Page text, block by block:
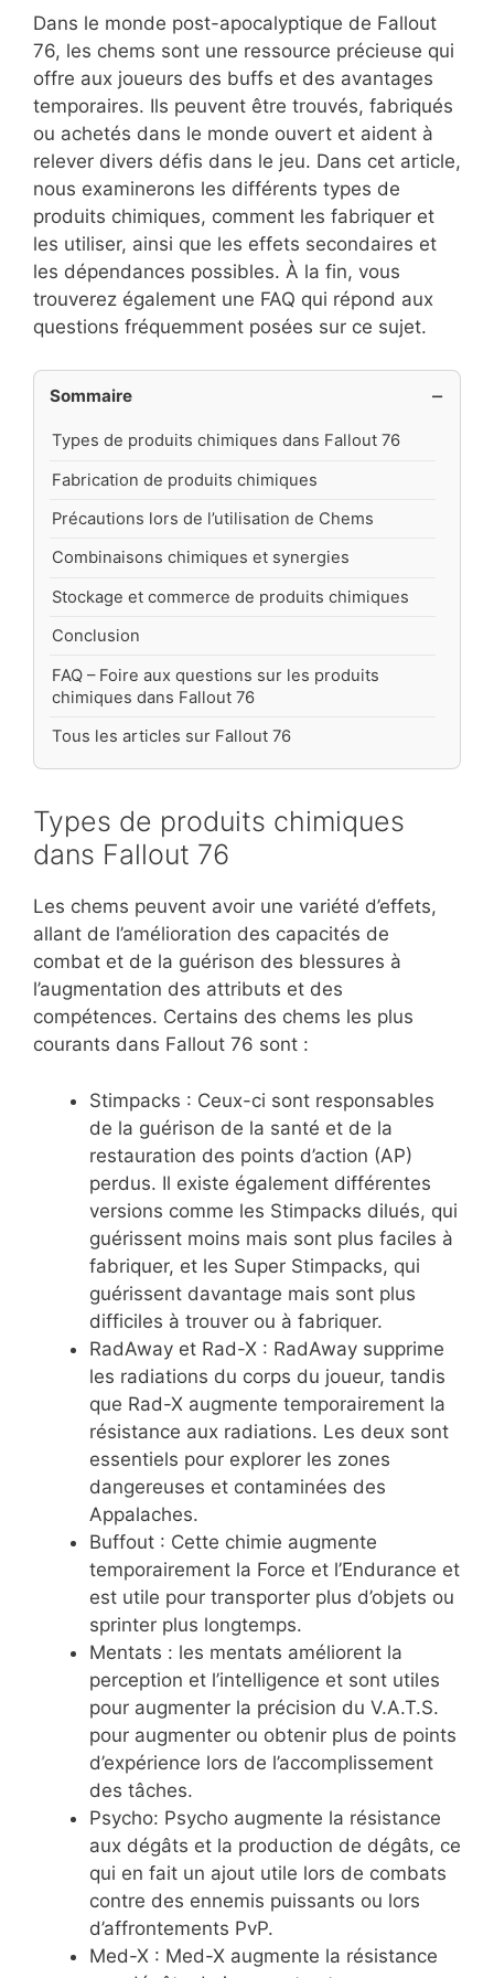
Dans le monde post-apocalyptique de Fallout
76, les chems sont une ressource précieuse qui
offre aux joueurs des buffs et des avantages
temporaires. Ils peuvent être trouvés, fabriqués
ou achetés dans le monde ouvert et aident à
relever divers défis dans le jeu. Dans cet article,
nous examinerons les différents types de
produits chimiques, comment les fabriquer et
les utiliser, ainsi que les effets secondaires et
les dépendances possibles. À la fin, vous
trouverez également une FAQ qui répond aux
questions fréquemment posées sur ce sujet.
Sommaire
Types de produits chimiques dans Fallout 76
Fabrication de produits chimiques
Précautions lors de l’utilisation de Chems
Combinaisons chimiques et synergies
Stockage et commerce de produits chimiques
Conclusion
FAQ – Foire aux questions sur les produits
chimiques dans Fallout 76
Tous les articles sur Fallout 76
Types de produits chimiques
dans Fallout 76
Les chems peuvent avoir une variété d’effets,
allant de l’amélioration des capacités de
combat et de la guérison des blessures à
l’augmentation des attributs et des
compétences. Certains des chems les plus
courants dans Fallout 76 sont :
Stimpacks : Ceux-ci sont responsables
de la guérison de la santé et de la
restauration des points d’action (AP)
perdus. Il existe également différentes
versions comme les Stimpacks dilués, qui
guérissent moins mais sont plus faciles à
fabriquer, et les Super Stimpacks, qui
guérissent davantage mais sont plus
difficiles à trouver ou à fabriquer.
RadAway et Rad-X : RadAway supprime
les radiations du corps du joueur, tandis
que Rad-X augmente temporairement la
résistance aux radiations. Les deux sont
essentiels pour explorer les zones
dangereuses et contaminées des
Appalaches.
Buffout : Cette chimie augmente
temporairement la Force et l’Endurance et
est utile pour transporter plus d’objets ou
sprinter plus longtemps.
Mentats : les mentats améliorent la
perception et l’intelligence et sont utiles
pour augmenter la précision du V.A.T.S.
pour augmenter ou obtenir plus de points
d’expérience lors de l’accomplissement
des tâches.
Psycho: Psycho augmente la résistance
aux dégâts et la production de dégâts, ce
qui en fait un ajout utile lors de combats
contre des ennemis puissants ou lors
d’affrontements PvP.
Med-X : Med-X augmente la résistance